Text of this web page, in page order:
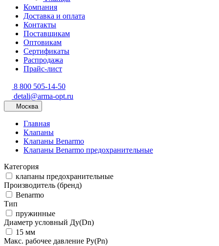
Компания
Доставка и оплата
Контакты
Поставщикам
Оптовикам
Сертификаты
Распродажа
Прайс-лист
8 800 505-14-50
detali@arma-opt.ru
Москва
Главная
Клапаны
Клапаны Benarmo
Клапаны Benarmo предохранительные
Категория
клапаны предохранительные
Производитель (бренд)
Benarmo
Тип
пружинные
Диаметр условный Ду(Dn)
15 мм
Макс. рабочее давление Ру(Pn)